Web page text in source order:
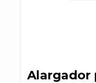
Alargador